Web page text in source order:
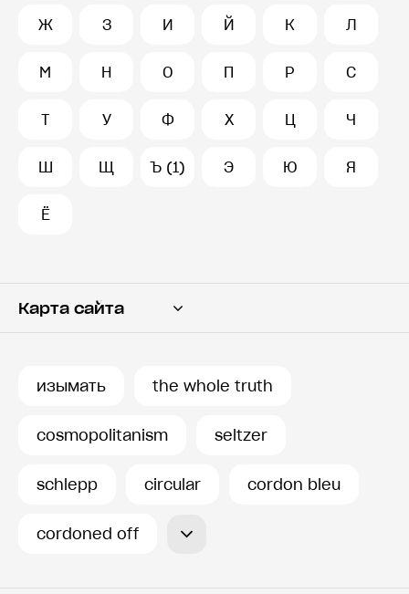
Ж З И Й К Л
М Н О П Р С
Т У Ф Х Ц Ч
Ш Щ Ъ (1) Э Ю Я
Ё
Карта сайта
изымать the whole truth
cosmopolitanism seltzer
schlepp circular cordon bleu
cordoned off